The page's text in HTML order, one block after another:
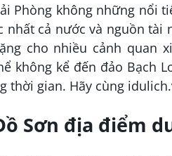
Phòng không những nổi
nhất cả nước và nguồn
cho nhiều cảnh quan
không kể đến đảo Bạch
thời gian. Hãy cùng
Sơn địa điểm